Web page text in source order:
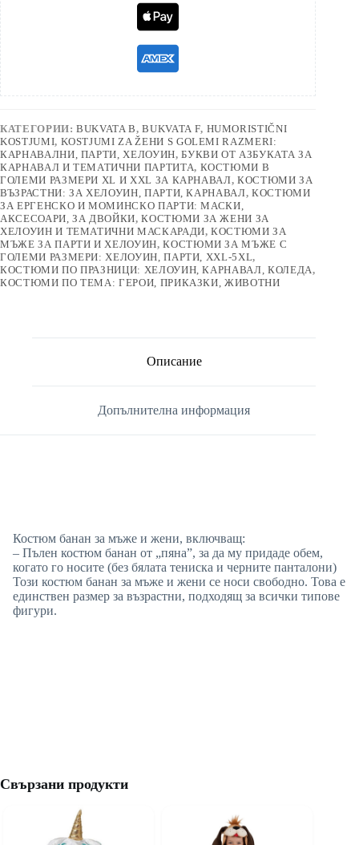
КАТЕГОРИИ:BUKVATA B,BUKVATA F, HUMORISTIČNI
KOSTJUMI, KOSTJUMI ZA ŽЕНИ S GOLEMI RAZMERI:
КАРНАВАЛНИ, ПАРТИ, ХЕЛОУИН,БУКВИ ОТ АЗБУКАТА ЗА
КАРНАВАЛ И ТЕМАТИЧНИ ПАРТИТА, КОСТЮМИ В
ГОЛЕМИ РАЗМЕРИ XL И XXL ЗА КАРНАВАЛ,КОСТЮМИ ЗА
ВЪЗРАСТНИ: ЗА ХЕЛОУИН, ПАРТИ, КАРНАВАЛ,КОСТЮМИ
ЗА ЕРГЕНСКО И МОМИНСКО ПАРТИ: МАСКИ,
АКСЕСОАРИ, ЗА ДВОЙКИ,КОСТЮМИ ЗА ЖЕНИ ЗА
ХЕЛОУИН И ТЕМАТИЧНИ МАСКАРАДИ,КОСТЮМИ ЗА
МЪЖЕ ЗА ПАРТИ И ХЕЛОУИН,КОСТЮМИ ЗА МЪЖЕ С
ГОЛЕМИ РАЗМЕРИ: ХЕЛОУИН, ПАРТИ, XXL-5XL,
КОСТЮМИ ПО ПРАЗНИЦИ: ХЕЛОУИН, КАРНАВАЛ, КОЛЕДА,
КОСТЮМИ ПО ТЕМА: ГЕРОИ, ПРИКАЗКИ, ЖИВОТНИ
Описание
Допълнителна информация
Костюм банан за мъже и жени, включващ:
– Пълен костюм банан от „пяна”, за да му придаде обем,
когато го носите (без бялата тениска и черните панталони)
Този костюм банан за мъже и жени се носи свободно. Това е
единствен размер за възрастни, подходящ за всички типове
фигури.
Свързани продукти